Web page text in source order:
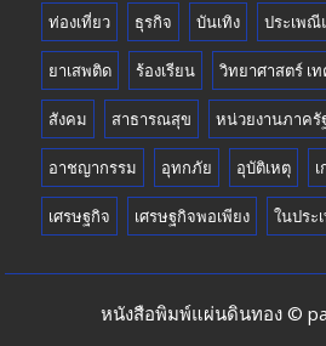
ท่องเที่ยว ธุรกิจ บันเทิง ประเพ
ยาเสพติด ร้องเรียน วิทยาศาสตร์ เ
สังคม สาธารณสุข หน่วยงานภาครั
อาชญากรรม อุทกภัย อุบัติเหตุ
เศรษฐกิจ เศรษฐกิจพอเพียง ในประ
หนังสือพิมพ์แผ่นดินทอง ©